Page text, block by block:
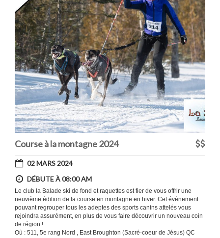
Course à la montagne 2024
02 MARS 2024
DÉBUTE À 08:00 AM
Le club la Balade ski de fond et raquettes est fier de vous offrir une
neuvième édition de la course en montagne en hiver. Cet évènement
pouvant regrouper tous les adeptes des sports canins attelés vous
rejoindra assurément, en plus de vous faire découvrir un nouveau coin
de région !
Où : 511, 5e rang Nord , East Broughton (Sacré-coeur de Jésus) QC